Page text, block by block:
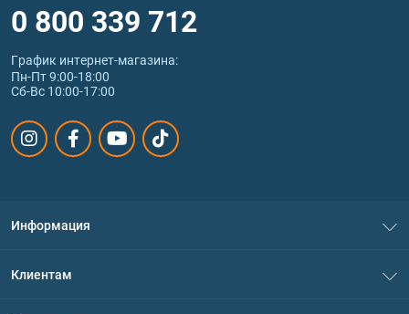
0 800 339 712
График интернет‑магазина:
Пн-Пт 9:00-18:00
Сб-Вс 10:00-17:00
Информация
Клиентам